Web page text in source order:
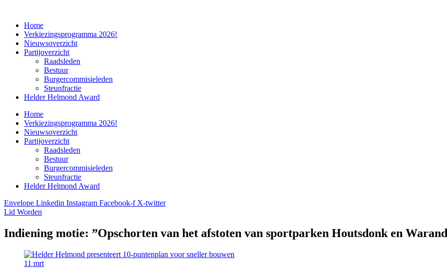
Home
Verkiezingsprogramma 2026!
Nieuwsoverzicht
Partijoverzicht
Raadsleden
Bestuur
Burgercommisieleden
Steunfractie
Helder Helmond Award
Home
Verkiezingsprogramma 2026!
Nieuwsoverzicht
Partijoverzicht
Raadsleden
Bestuur
Burgercommisieleden
Steunfractie
Helder Helmond Award
Envelope Linkedin Instagram Facebook-f X-twitter
Lid Worden
Indiening motie: ”Opschorten van het afstoten van sportparken Houtsdonk en
11 mrt